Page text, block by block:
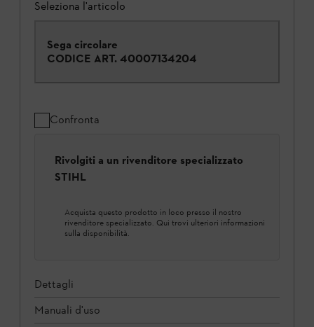
Seleziona l'articolo
Sega circolare
CODICE ART. 40007134204
Confronta
Rivolgiti a un rivenditore specializzato
STIHL
Acquista questo prodotto in loco presso il nostro
rivenditore specializzato. Qui trovi ulteriori informazioni
sulla disponibilità.
Dettagli
Manuali d'uso